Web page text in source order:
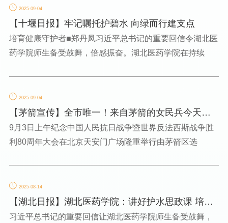
2025-09-04
【十堰日报】牢记嘱托护碧水 向绿而行建支点
培育健康守护者■郑丹凤习近平总书记的重要回信令湖北医
药学院师生备受鼓舞，倍感振奋。湖北医药学院在持续
2025-09-04
【茅箭宣传】全市唯一！来自茅箭的女民兵今天接
受检阅！
9月3日上午纪念中国人民抗日战争暨世界反法西斯战争胜
利80周年大会在北京天安门广场隆重举行由茅箭区选
2025-08-14
【湖北日报】湖北医药学院：讲好护水思政课 培育
健康守护者
习近平总书记的重要回信让湖北医药学院师生备受鼓舞，